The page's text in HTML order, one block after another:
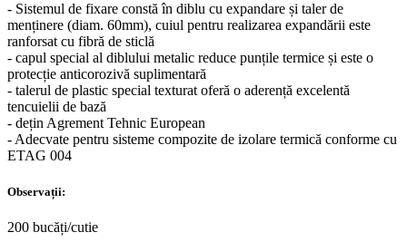
- Sistemul de fixare constă în diblu cu expandare și taler de
menținere (diam. 60mm), cuiul pentru realizarea expandării este
ranforsat cu fibră de sticlă
- capul special al diblului metalic reduce punțile termice și este o
protecție anticorozivă suplimentară
- talerul de plastic special texturat oferă o aderență excelentă
tencuielii de bază
- dețin Agrement Tehnic European
- Adecvate pentru sisteme compozite de izolare termică conforme cu
ETAG 004
Observații:
200 bucăți/cutie